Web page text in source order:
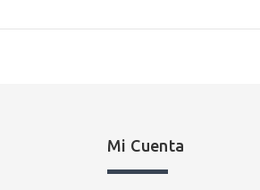
Mi Cuenta